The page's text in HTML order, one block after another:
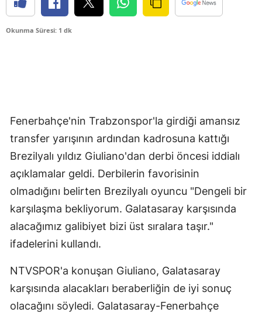
Okunma Süresi: 1 dk
Fenerbahçe'nin Trabzonspor'la girdiği amansız
transfer yarışının ardından kadrosuna kattığı
Brezilyalı yıldız Giuliano'dan derbi öncesi iddialı
açıklamalar geldi. Derbilerin favorisinin
olmadığını belirten Brezilyalı oyuncu "Dengeli bir
karşılaşma bekliyorum. Galatasaray karşısında
alacağımız galibiyet bizi üst sıralara taşır."
ifadelerini kullandı.
NTVSPOR'a konuşan Giuliano, Galatasaray
karşısında alacakları beraberliğin de iyi sonuç
olacağını söyledi. Galatasaray-Fenerbahçe